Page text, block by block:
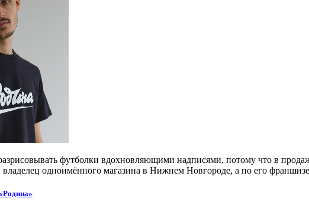
футболки вдохновляющими надписями, потому что в
одноимённого магазина в Нижнем Новгороде, а по его